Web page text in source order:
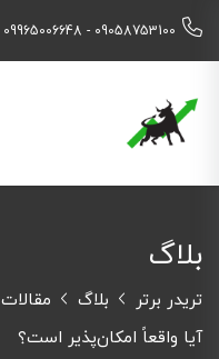
09058753100 - 09965006648
بلاگ
تریدر برتر بلاگ مقالات
آیا واقعاً امکان‌پذیر است؟